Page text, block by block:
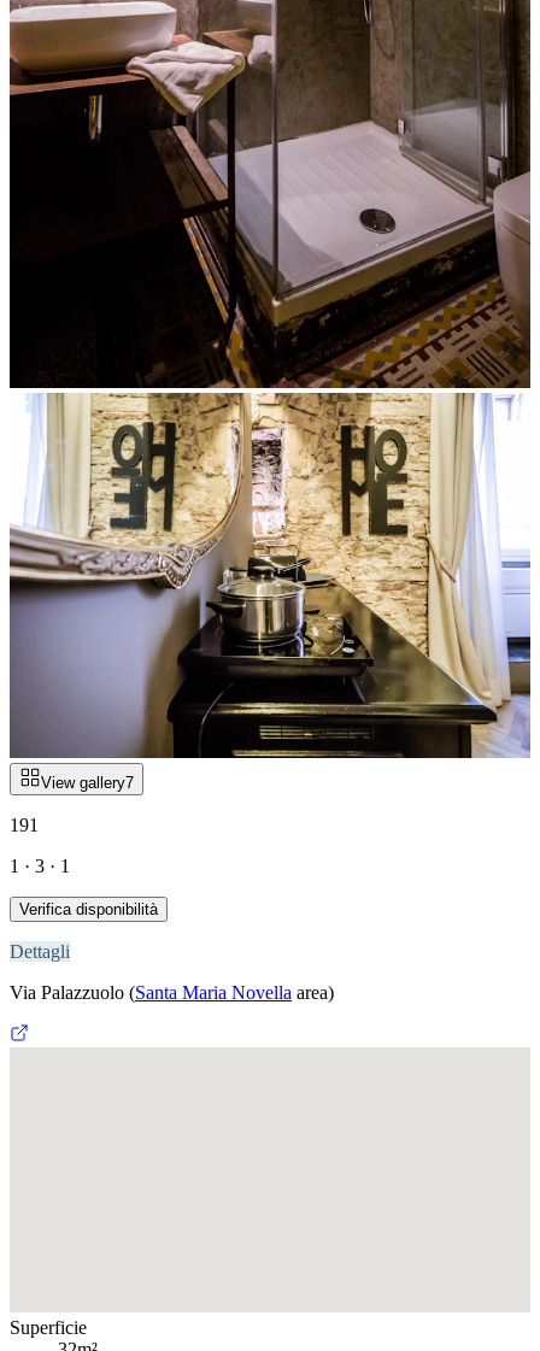
View gallery7
191
1 · 3 · 1
Verifica disponibilità
Dettagli
Via Palazzuolo (Santa Maria Novella area)
Superficie